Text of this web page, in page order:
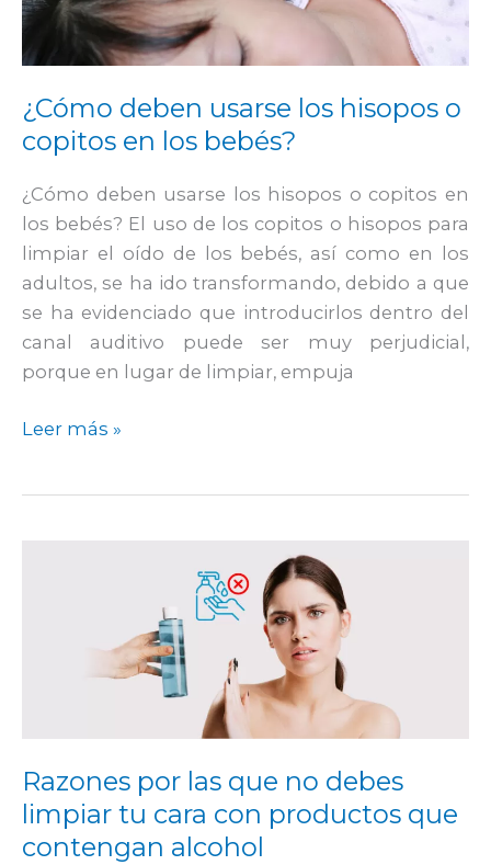
¿Cómo deben usarse los hisopos o
copitos en los bebés?
¿Cómo deben usarse los hisopos o copitos en
los bebés? El uso de los copitos o hisopos para
limpiar el oído de los bebés, así como en los
adultos, se ha ido transformando, debido a que
se ha evidenciado que introducirlos dentro del
canal auditivo puede ser muy perjudicial,
porque en lugar de limpiar, empuja
o
copitos
los
bebés?
Leer más »
Razones por las que no debes
limpiar tu cara con productos que
contengan alcohol
cara
con
productos